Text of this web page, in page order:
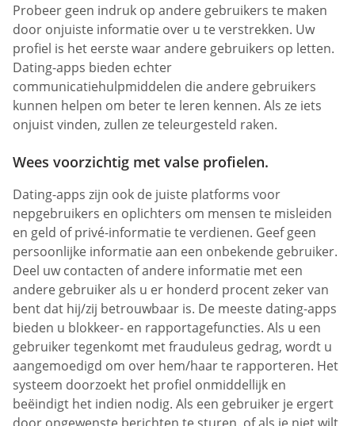
Probeer geen indruk op andere gebruikers te maken
door onjuiste informatie over u te verstrekken. Uw
profiel is het eerste waar andere gebruikers op letten.
Dating-apps bieden echter
communicatiehulpmiddelen die andere gebruikers
kunnen helpen om beter te leren kennen. Als ze iets
onjuist vinden, zullen ze teleurgesteld raken.
Wees voorzichtig met valse profielen.
Dating-apps zijn ook de juiste platforms voor
nepgebruikers en oplichters om mensen te misleiden
en geld of privé-informatie te verdienen. Geef geen
persoonlijke informatie aan een onbekende gebruiker.
Deel uw contacten of andere informatie met een
andere gebruiker als u er honderd procent zeker van
bent dat hij/zij betrouwbaar is. De meeste dating-apps
bieden u blokkeer- en rapportagefuncties. Als u een
gebruiker tegenkomt met frauduleus gedrag, wordt u
aangemoedigd om over hem/haar te rapporteren. Het
systeem doorzoekt het profiel onmiddellijk en
beëindigt het indien nodig. Als een gebruiker je ergert